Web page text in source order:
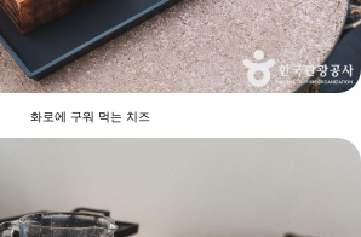
화로에 구워 먹는 치즈